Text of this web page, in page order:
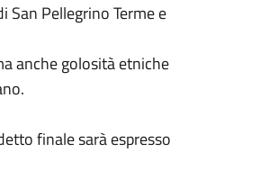
Pellegrino Terme e
anche golosità etniche
finale sarà espresso